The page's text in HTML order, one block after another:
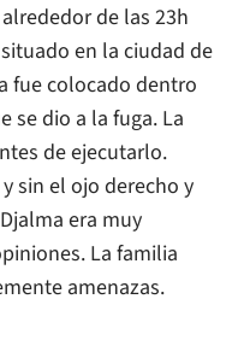
de las 23h
en la ciudad de
fue colocado dentro
se dio a la fuga. La
de ejecutarlo.
sin el ojo derecho y
era muy
La familia
amenazas.